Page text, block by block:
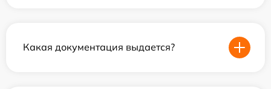
Какая документация выдается?